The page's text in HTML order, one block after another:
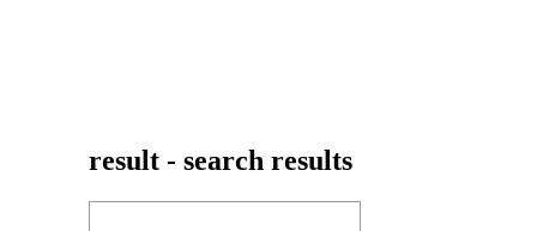
result - search results